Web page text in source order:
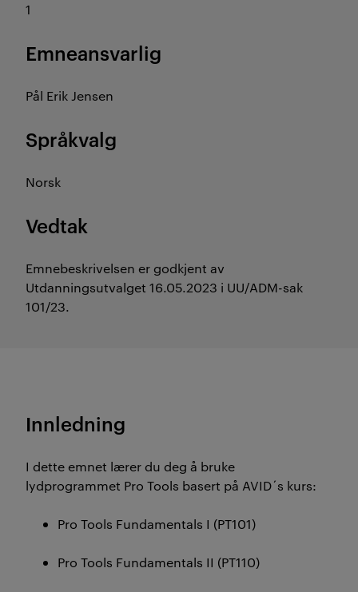
1
Emneansvarlig
Pål Erik Jensen
Språkvalg
Norsk
Vedtak
Emnebeskrivelsen er godkjent av
Utdanningsutvalget 16.05.2023 i UU/ADM-sak
101/23.
Innledning
I dette emnet lærer du deg å bruke
lydprogrammet Pro Tools basert på AVID´s kurs:
Pro Tools Fundamentals I (PT101)
Pro Tools Fundamentals II (PT110)